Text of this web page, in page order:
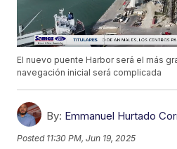
El nuevo puente Harbor será el más
navegación inicial será complicada
By: Emmanuel Hurtado
Posted 11:30 PM, Jun 19, 2025